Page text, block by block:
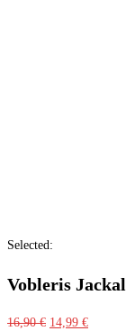
Selected:
Vobleris
16,90€ 14,99 €